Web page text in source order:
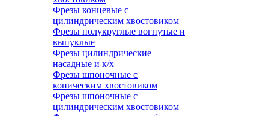
Фрезы концевые с
цилиндрическим хвостовиком
Фрезы полукруглые вогнутые и
выпуклые
Фрезы цилиндрические
насадные и к/х
Фрезы шпоночные с
коническим хвостовиком
Фрезы шпоночные с
цилиндрическим хвостовиком